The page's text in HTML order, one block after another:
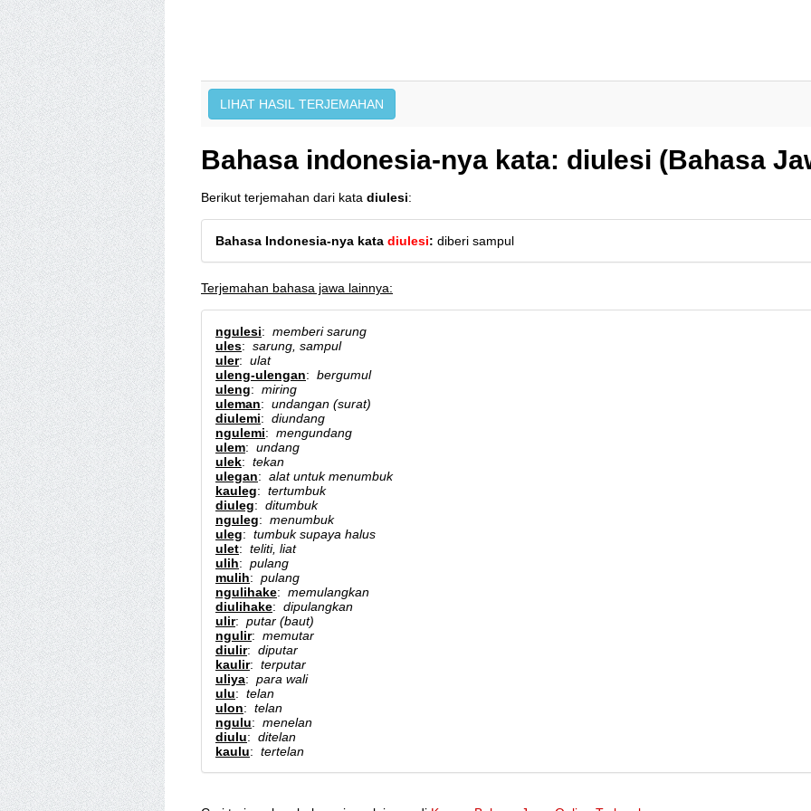
Bahasa indonesia-nya kata: diulesi (Bahasa
Berikut terjemahan dari kata diulesi:
Bahasa Indonesia-nya kata diulesi: diberi sampul
Terjemahan bahasa jawa lainnya:
ngulesi: memberi sarung
ules: sarung, sampul
uler: ulat
uleng-ulengan: bergumul
uleng: miring
uleman: undangan (surat)
diulemi: diundang
ngulemi: mengundang
ulem: undang
ulek: tekan
ulegan: alat untuk menumbuk
kauleg: tertumbuk
diuleg: ditumbuk
nguleg: menumbuk
uleg: tumbuk supaya halus
ulet: teliti, liat
ulih: pulang
mulih: pulang
ngulihake: memulangkan
diulihake: dipulangkan
ulir: putar (baut)
ngulir: memutar
diulir: diputar
kaulir: terputar
uliya: para wali
ulu: telan
ulon: telan
ngulu: menelan
diulu: ditelan
kaulu: tertelan